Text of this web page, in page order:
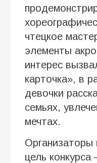
чтецкое
элементы
интерес
карточка», в
девочки
семьях,
мечтах.
Организаторы
цель